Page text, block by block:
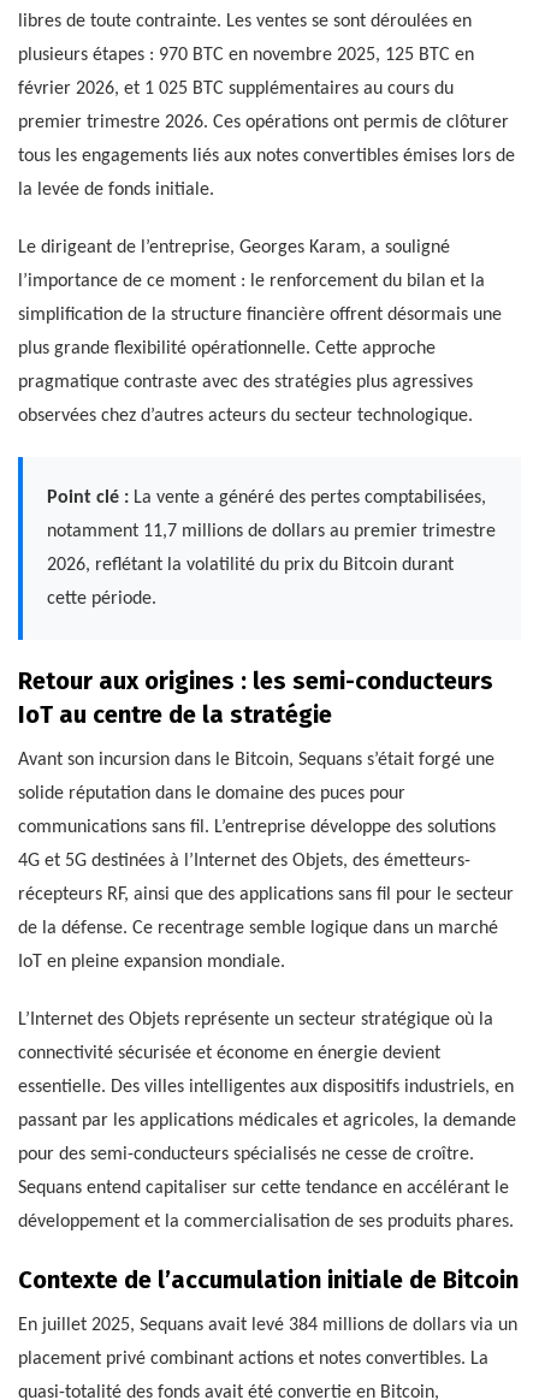
libres de toute contrainte. Les ventes se sont déroulées en
plusieurs étapes : 970 BTC en novembre 2025, 125 BTC en
février 2026, et 1 025 BTC supplémentaires au cours du
premier trimestre 2026. Ces opérations ont permis de clôturer
tous les engagements liés aux notes convertibles émises lors de
la levée de fonds initiale.
Le dirigeant de l’entreprise, Georges Karam, a souligné
l’importance de ce moment : le renforcement du bilan et la
simplification de la structure financière offrent désormais une
plus grande flexibilité opérationnelle. Cette approche
pragmatique contraste avec des stratégies plus agressives
observées chez d’autres acteurs du secteur technologique.
Point clé : La vente a généré des pertes comptabilisées,
notamment 11,7 millions de dollars au premier trimestre
2026, reflétant la volatilité du prix du Bitcoin durant
cette période.
Retour aux origines : les semi-conducteurs
IoT au centre de la stratégie
Avant son incursion dans le Bitcoin, Sequans s’était forgé une
solide réputation dans le domaine des puces pour
communications sans fil. L’entreprise développe des solutions
4G et 5G destinées à l’Internet des Objets, des émetteurs-
récepteurs RF, ainsi que des applications sans fil pour le secteur
de la défense. Ce recentrage semble logique dans un marché
IoT en pleine expansion mondiale.
L’Internet des Objets représente un secteur stratégique où la
connectivité sécurisée et économe en énergie devient
essentielle. Des villes intelligentes aux dispositifs industriels, en
passant par les applications médicales et agricoles, la demande
pour des semi-conducteurs spécialisés ne cesse de croître.
Sequans entend capitaliser sur cette tendance en accélérant le
développement et la commercialisation de ses produits phares.
Contexte de l’accumulation initiale de Bitcoin
En juillet 2025, Sequans avait levé 384 millions de dollars via un
placement privé combinant actions et notes convertibles. La
quasi-totalité des fonds avait été convertie en Bitcoin,